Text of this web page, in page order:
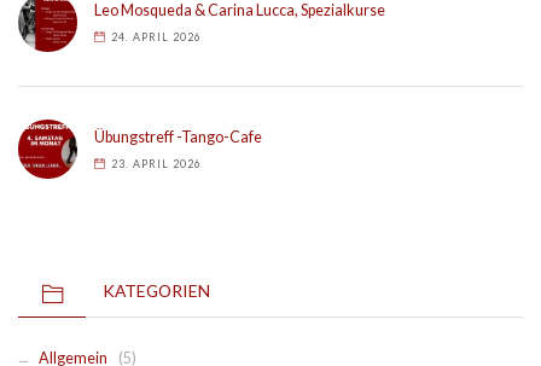
Leo Mosqueda & Carina Lucca, Spezialkurse
24. APRIL 2026
Übungstreff -Tango-Cafe
23. APRIL 2026
KATEGORIEN
Allgemein
(5)